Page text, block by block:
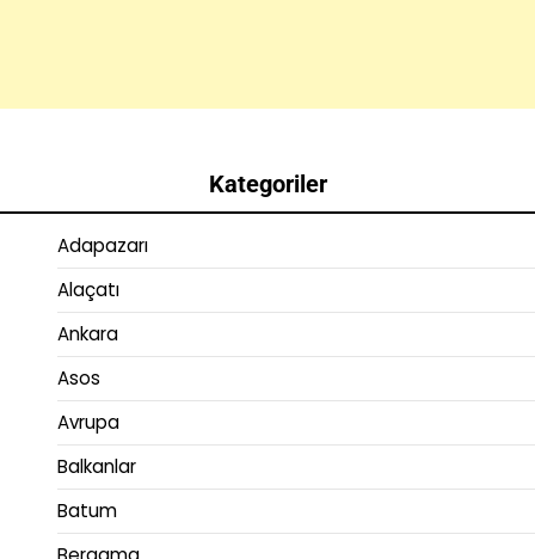
Kategoriler
Adapazarı
Alaçatı
Ankara
Asos
Avrupa
Balkanlar
Batum